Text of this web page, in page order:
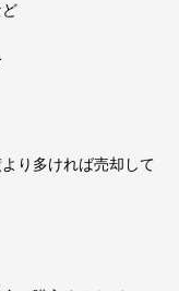
り多ければ売却して